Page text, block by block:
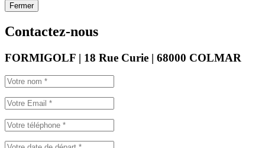
Fermer
Contactez-nous
FORMIGOLF | 18 Rue Curie | 68000 COLMAR